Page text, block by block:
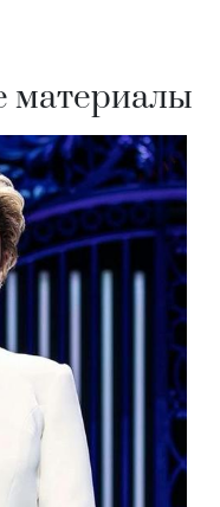
материалы